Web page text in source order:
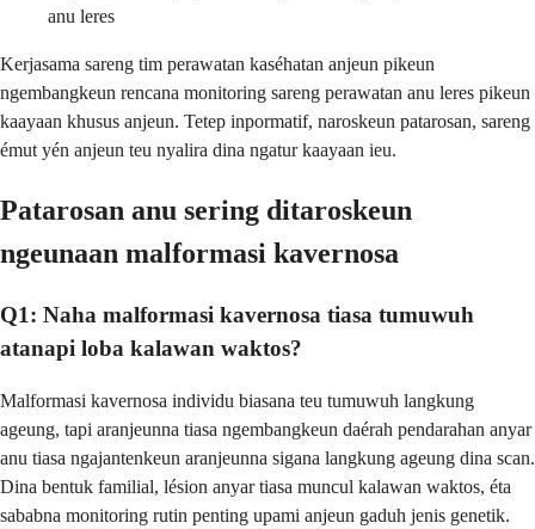
anu leres
Kerjasama sareng tim perawatan kaséhatan anjeun pikeun
ngembangkeun rencana monitoring sareng perawatan anu leres pikeun
kaayaan khusus anjeun. Tetep inpormatif, naroskeun patarosan, sareng
émut yén anjeun teu nyalira dina ngatur kaayaan ieu.
Patarosan anu sering ditaroskeun
ngeunaan malformasi kavernosa
Q1: Naha malformasi kavernosa tiasa tumuwuh
atanapi loba kalawan waktos?
Malformasi kavernosa individu biasana teu tumuwuh langkung
ageung, tapi aranjeunna tiasa ngembangkeun daérah pendarahan anyar
anu tiasa ngajantenkeun aranjeunna sigana langkung ageung dina scan.
Dina bentuk familial, lésion anyar tiasa muncul kalawan waktos, éta
sababna monitoring rutin penting upami anjeun gaduh jenis genetik.